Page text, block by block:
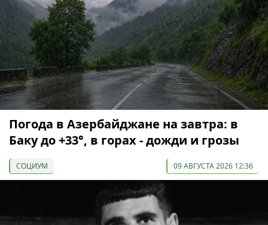
Погода в Азербайджане на завтра: в
Баку до +33°, в горах - дожди и грозы
СОЦИУМ 09 АВГУСТА 2026 12:36